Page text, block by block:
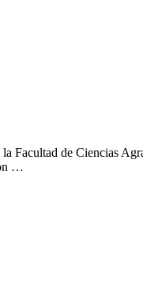
Facultad de Ciencias
…